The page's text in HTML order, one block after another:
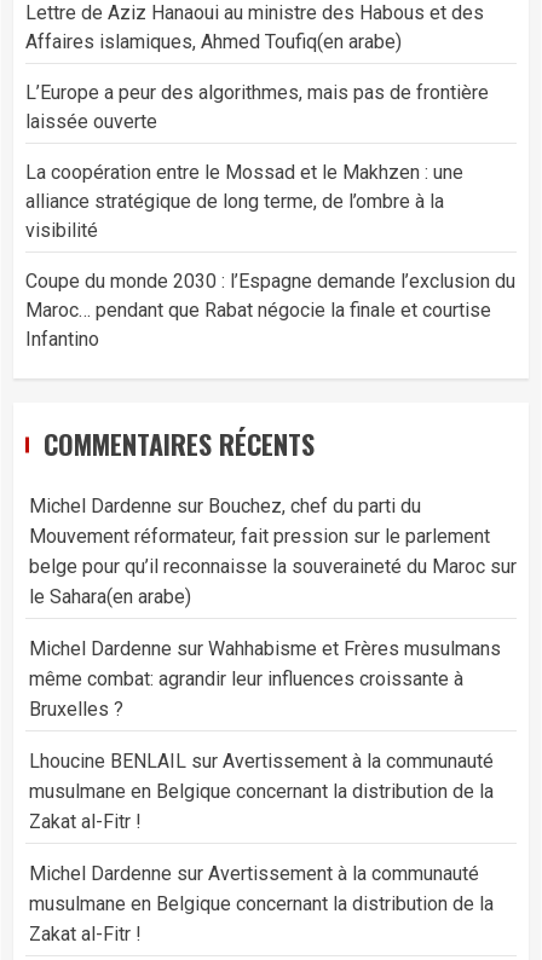
Lettre de Aziz Hanaoui au ministre des Habous et des
Affaires islamiques, Ahmed Toufiq(en arabe)
L’Europe a peur des algorithmes, mais pas de frontière
laissée ouverte
La coopération entre le Mossad et le Makhzen : une
alliance stratégique de long terme, de l’ombre à la
visibilité
Coupe du monde 2030 : l’Espagne demande l’exclusion du
Maroc… pendant que Rabat négocie la finale et courtise
Infantino
COMMENTAIRES RÉCENTS
Michel Dardenne sur Bouchez, chef du parti du
Mouvement réformateur, fait pression sur le parlement
belge pour qu’il reconnaisse la souveraineté du Maroc sur
le Sahara(en arabe)
Michel Dardenne sur Wahhabisme et Frères musulmans
même combat: agrandir leur influences croissante à
Bruxelles ?
Lhoucine BENLAIL sur Avertissement à la communauté
musulmane en Belgique concernant la distribution de la
Zakat al-Fitr !
Michel Dardenne sur Avertissement à la communauté
musulmane en Belgique concernant la distribution de la
Zakat al-Fitr !